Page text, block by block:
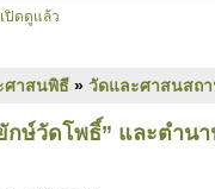
ปิดดูแล้ว
ศาสนพิธี » วัดและศาสนสถ
ษ์วัดโพธิ์” และตำนา